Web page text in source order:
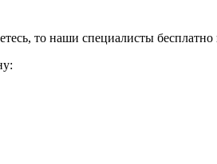
то наши специалисты